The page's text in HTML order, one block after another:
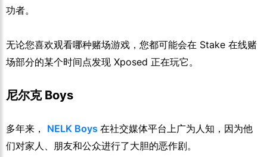
功者。
无论您喜欢观看哪种赌场游戏，您都可能会在 Stake 在线赌
场部分的某个时间点发现 Xposed 正在玩它。
尼尔克 Boys
多年来， NELK Boys 在社交媒体平台上广为人知，因为他
们对家人、朋友和公众进行了大胆的恶作剧。